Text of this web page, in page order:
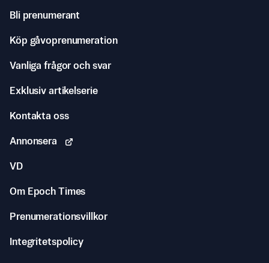
Bli prenumerant
Köp gåvoprenumeration
Vanliga frågor och svar
Exklusiv artikelserie
Kontakta oss
Annonsera
VD
Om Epoch Times
Prenumerationsvillkor
Integritetspolicy